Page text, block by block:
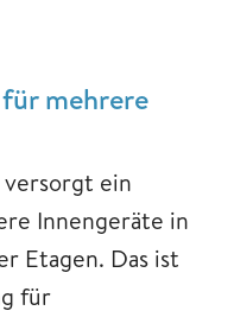
mehrere
ein
Innengeräte in
Etagen. Das ist
für